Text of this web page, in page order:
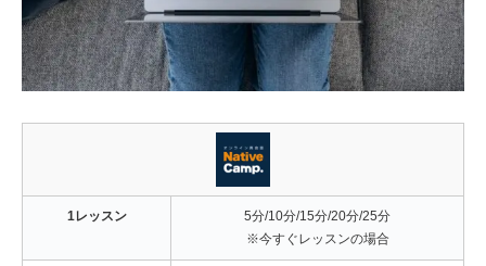
1レッスン
5分/10分/15分/20分/25分
※今すぐレッスンの場合